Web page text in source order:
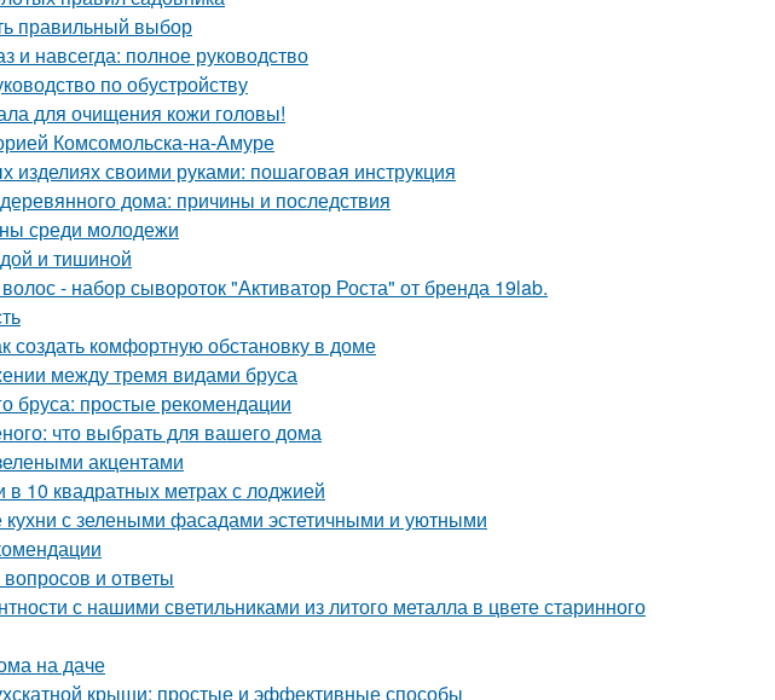
правильный выбор
и навсегда: полное руководство
по обустройству
для очищения кожи головы!
Комсомольска-на-Амуре
изделиях своими руками: пошаговая инструкция
дома: причины и последствия
среди молодежи
и тишиной
- набор сывороток "Активатор Роста" от бренда 19lab.
создать комфортную обстановку в доме
между тремя видами бруса
бруса: простые рекомендации
что выбрать для вашего дома
акцентами
10 квадратных метрах с лоджией
кухни с зелеными фасадами эстетичными и уютными
и ответы
с нашими светильниками из литого металла в цвете старинного
на даче
крыши: простые и эффективные способы